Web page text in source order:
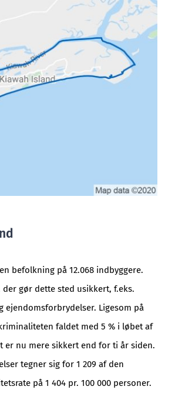
befolkning på 12.068 indbyggere.
gør dette sted usikkert, f.eks.
ejendomsforbrydelser. Ligesom på
faldet med 5 % i løbet af
er nu mere sikkert end for ti år siden.
tegner sig for 1 209 af den
på 1 404 pr. 100 000 personer.